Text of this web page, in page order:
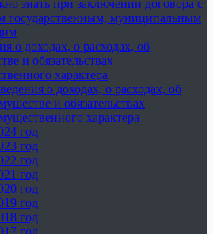
знать при заключении договора с
государственным, муниципальным
о доходах, о расходах, об
и обязательствах
характера
о доходах, о расходах, об
и обязательствах
характера
год
год
год
год
год
год
год
год